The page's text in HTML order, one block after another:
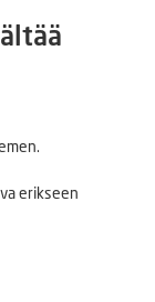
€
erikseen